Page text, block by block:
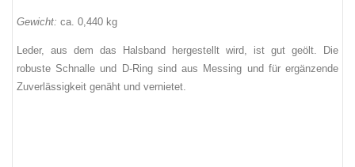
Gewicht: ca. 0,440 kg
Leder, aus dem das Halsband hergestellt wird, ist gut geölt. Die
robuste Schnalle und D-Ring sind aus Messing und für ergänzende
Zuverlässigkeit genäht und vernietet.